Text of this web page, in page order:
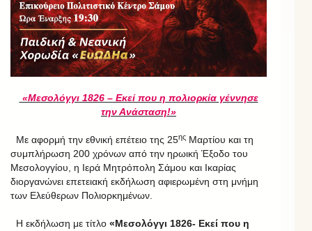
«Μεσολόγγι 1826 – Εκεί που η πολιορκία γέννησε
την Ανάσταση!»
Με αφορμή την εθνική επέτειο της 25ης Μαρτίου και τη
συμπλήρωση 200 χρόνων από την ηρωική Έξοδο του
Μεσολογγίου, η Ιερά Μητρόπολη Σάμου και Ικαρίας
διοργανώνει επετειακή εκδήλωση αφιερωμένη στη μνήμη
των Ελεύθερων Πολιορκημένων.
Η εκδήλωση με τίτλο «Μεσολόγγι 1826- Εκεί που η